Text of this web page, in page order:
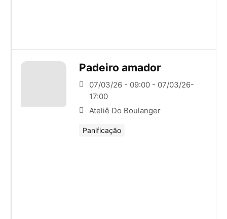
Padeiro amador
07/03/26 - 09:00 - 07/03/26-
17:00
Ateliê Do Boulanger
Panificação